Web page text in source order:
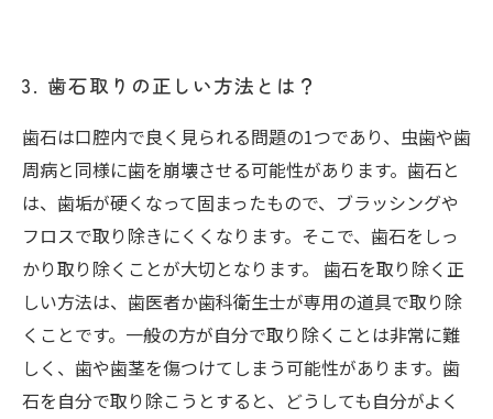
3. 歯石取りの正しい方法とは？
歯石は口腔内で良く見られる問題の1つであり、虫歯や歯
周病と同様に歯を崩壊させる可能性があります。歯石と
は、歯垢が硬くなって固まったもので、ブラッシングや
フロスで取り除きにくくなります。そこで、歯石をしっ
かり取り除くことが大切となります。 歯石を取り除く正
しい方法は、歯医者か歯科衛生士が専用の道具で取り除
くことです。一般の方が自分で取り除くことは非常に難
しく、歯や歯茎を傷つけてしまう可能性があります。歯
石を自分で取り除こうとすると、どうしても自分がよく